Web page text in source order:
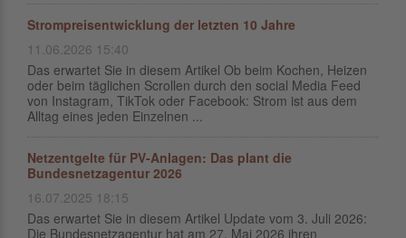
Strompreisentwicklung der letzten 10 Jahre
11.06.2026 15:40
Das erwartet Sie in diesem Artikel Ob beim Kochen, Heizen
oder beim täglichen Scrollen durch den social Media Feed
von Instagram, TikTok oder Facebook: Strom ist aus dem
Alltag eines jeden Einzelnen ...
Netzentgelte für PV-Anlagen: Das plant die
Bundesnetzagentur 2026
16.07.2025 18:15
Das erwartet Sie in diesem Artikel Update vom 3. Juli 2026:
Die Bundesnetzagentur hat am 27. Mai 2026 ihren